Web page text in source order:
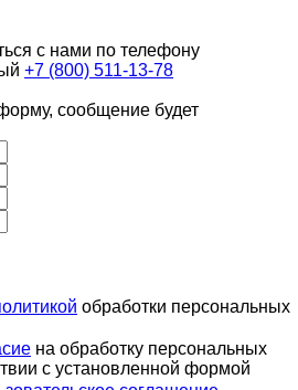
с нами по телефону
+7 (800) 511-13-78
сообщение будет
обработки персональных
на обработку персональных
с установленной формой